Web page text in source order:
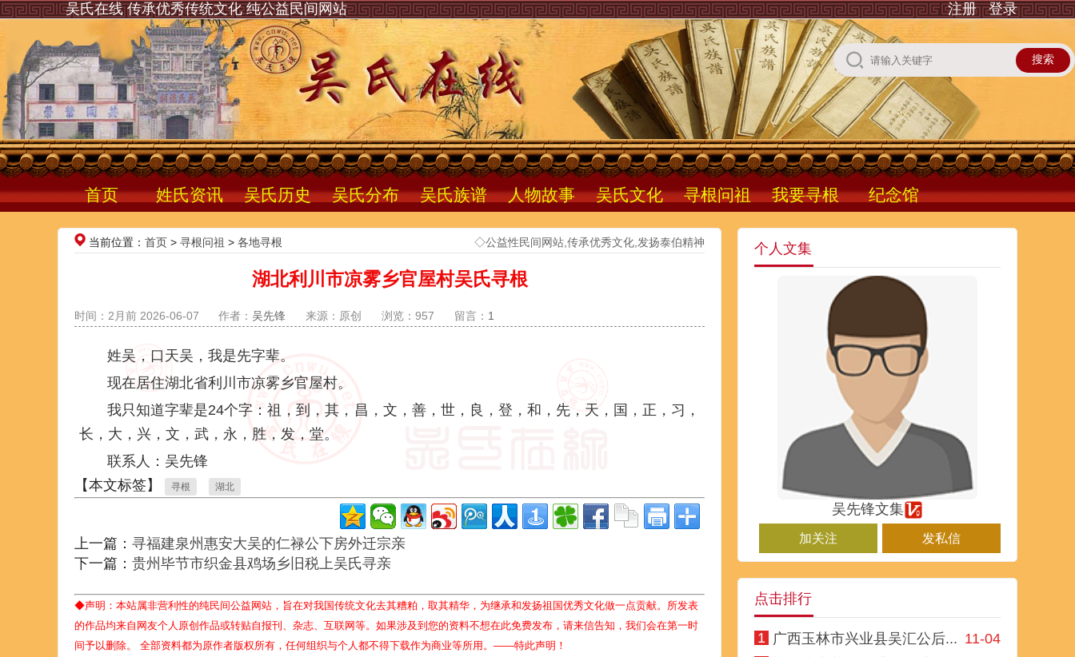
注册 登录
吴氏在线 传承优秀传统文化 纯公益民间网站
首页 姓氏资讯 吴氏历史 吴氏分布 吴氏族谱 人物故事 吴氏文化 寻根问祖 我要寻根 纪念馆
当前位置： 首页 > 寻根问祖 > 各地寻根 ◇公益性民间网站,传承优秀文化,发扬泰伯精神
湖北利川市凉雾乡官屋村吴氏寻根
时间：2月前 2026-06-07 作者： 吴先锋 来源：原创 浏览：957 留言： 1
姓吴，口天吴，我是先字辈。
现在居住湖北省利川市凉雾乡官屋村。
我只知道字辈是24个字：祖，到，其，昌，文，善，世，良，登，和，先，天，国，正，习，
长，大，兴，文，武，永，胜，发，堂。
联系人：吴先锋
【本文标签】
寻根 湖北
上一篇： 寻福建泉州惠安大吴的仁禄公下房外迁宗亲
下一篇： 贵州毕节市织金县鸡场乡旧税上吴氏寻亲
◆声明：本站属非营利性的纯民间公益网站，旨在对我国传统文化去其糟粕，取其精华，为继承和发扬祖国优秀文化做一点贡献。所发表
的作品均来自网友个人原创作品或转贴自报刊、杂志、互联网等。如果涉及到您的资料不想在此免费发布，请来信告知，我们会在第一时
间予以删除。 全部资料都为原作者版权所有，任何组织与个人都不得下载作为商业等所用。——特此声明！
个人文集
吴先锋文集
加关注 发私信
点击排行
1 11-04
广西玉林市兴业县吴汇公后...